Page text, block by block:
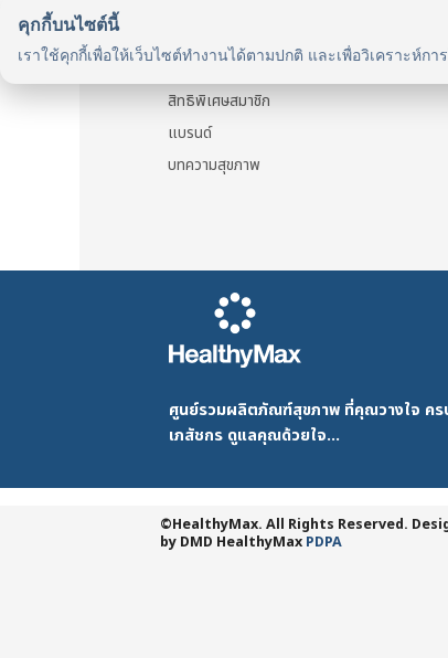
คุกกี้บนไซต์นี้
เราใช้คุกกี้เพื่อให้เว็บไซต์ทำงานได้ตามปกติ และเพื่อวิเคราะห์
สิทธิพิเศษสมาชิก
แบรนด์
บทความสุขภาพ
ศูนย์รวมผลิตภัณฑ์สุขภาพ ที่คุณวางใจ ค
เภสัชกร ดูแลคุณด้วยใจ...
©HealthyMax. All Rights Reserved.
by DMD HealthyMax PDPA